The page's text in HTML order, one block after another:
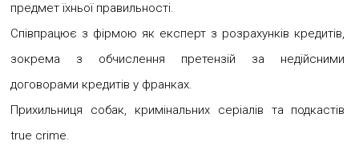
предмет їхньої правильності.
Співпрацює з фірмою як експерт з розрахунків кредитів,
зокрема з обчислення претензій за недійсними
договорами кредитів у франках.
Прихильниця собак, кримінальних серіалів та подкастів
true crime.